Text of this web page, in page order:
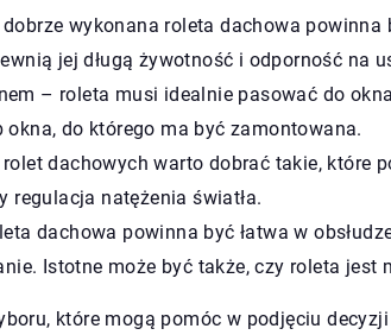
wykonana roleta dachowa
jej długą żywotność i odporność na
– roleta musi idealnie pasować do
do którego ma być zamontowana.
dachowych warto dobrać takie, które
regulacja natężenia światła.
dachowa powinna być łatwa w
Istotne może być także, czy roleta jest
które mogą pomóc w podjęciu